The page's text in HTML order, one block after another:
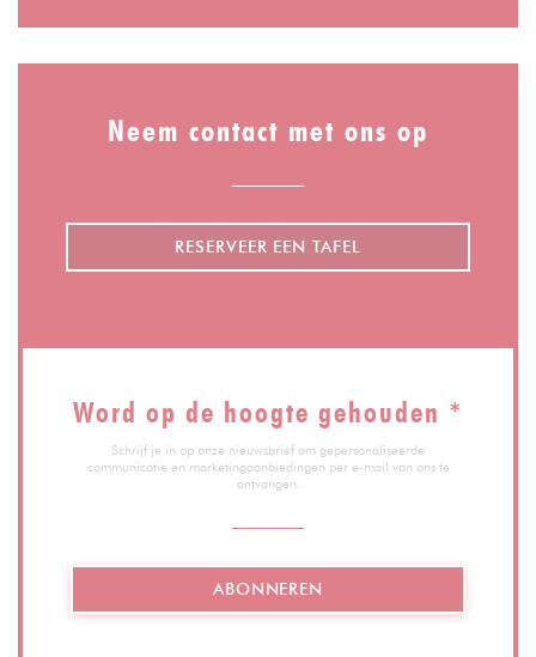
Neem contact met ons op
RESERVEER EEN TAFEL
Word op de hoogte gehouden *
Schrijf je in op onze nieuwsbrief om gepersonaliseerde
communicatie en marketingaanbiedingen per e-mail van ons te
ontvangen.
ABONNEREN